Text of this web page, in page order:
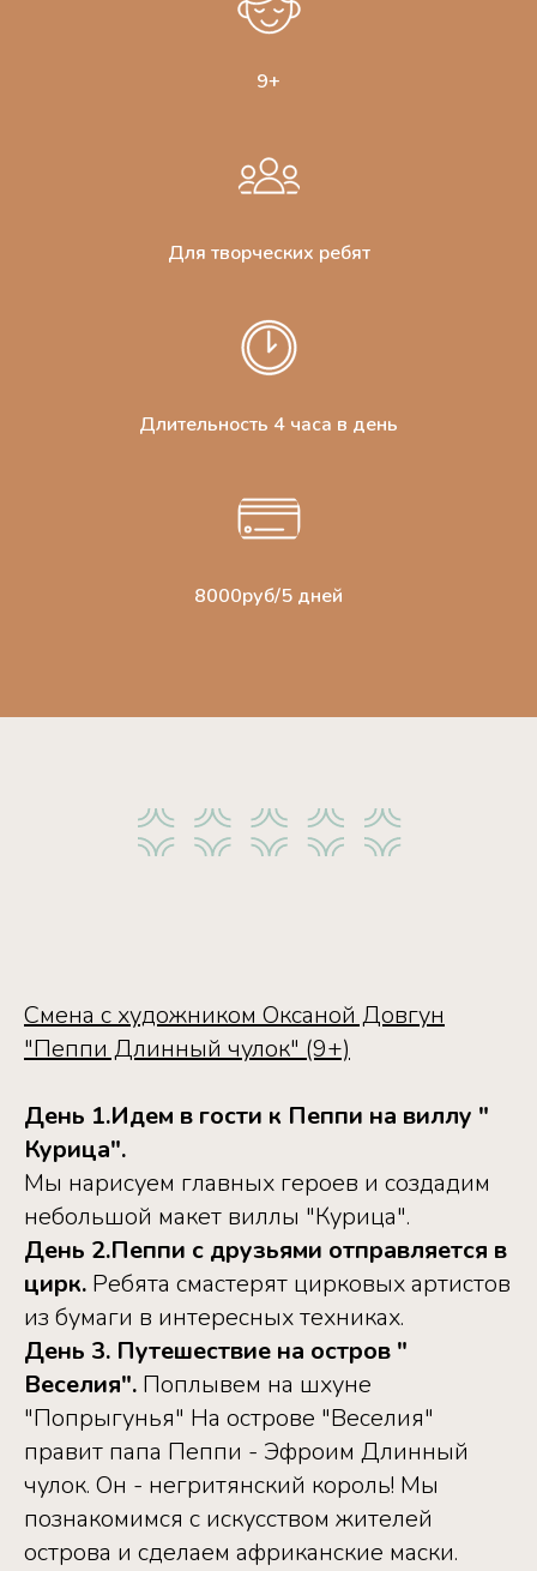
9+
Для творческих ребят
Длительность 4 часа в день
8000руб/5 дней
Смена с художником Оксаной Довгун
"Пеппи Длинный чулок" (9+)
День 1.Идем в гости к Пеппи на виллу "
Курица".
Мы нарисуем главных героев и создадим
небольшой макет виллы "Курица".
День 2.Пеппи с друзьями отправляется в
цирк. Ребята смастерят цирковых артистов
из бумаги в интересных техниках.
День 3. Путешествие на остров "
Веселия". Поплывем на шхуне
"Попрыгунья" На острове "Веселия"
правит папа Пеппи - Эфроим Длинный
чулок. Он - негритянский король! Мы
познакомимся с искусством жителей
острова и сделаем африканские маски.